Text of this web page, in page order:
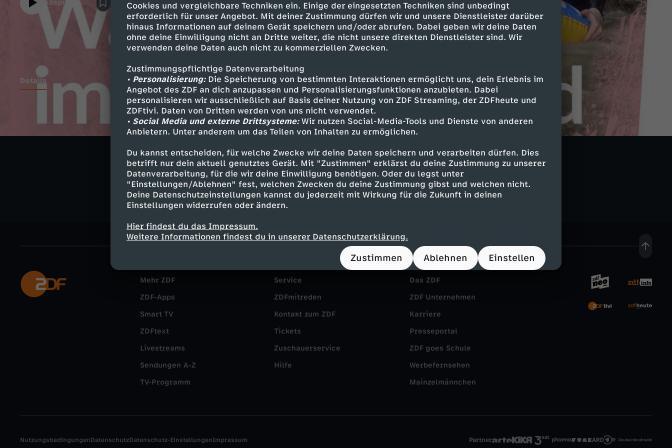
Cookies und vergleichbare Techniken ein. Einige der eingesetzten Techniken sind unbedingt
erforderlich für unser Angebot. Mit deiner Zustimmung dürfen wir und unsere Dienstleister darüber
hinaus Informationen auf deinem Gerät speichern und/oder abrufen. Dabei geben wir deine Daten
ohne deine Einwilligung nicht an Dritte weiter, die nicht unsere direkten Dienstleister sind. Wir
verwenden deine Daten auch nicht zu kommerziellen Zwecken.
Zustimmungspflichtige Datenverarbeitung
• Personalisierung:Die Speicherung von bestimmten Interaktionen ermöglicht uns, dein Erlebnis im
Angebot des ZDF an dich anzupassen und Personalisierungsfunktionen anzubieten. Dabei
personalisieren wir ausschließlich auf Basis deiner Nutzung von ZDF Streaming, der ZDFheute und
ZDFtivi. Daten von Dritten werden von uns nicht verwendet.
• Social Media und externe Drittsysteme:Wir nutzen Social-Media-Tools und Dienste von anderen
Anbietern. Unter anderem um das Teilen von Inhalten zu ermöglichen.
Du kannst entscheiden, für welche Zwecke wir deine Daten speichern und verarbeiten dürfen. Dies
betrifft nur dein aktuell genutztes Gerät. Mit "Zustimmen" erklärst du deine Zustimmung zu unserer
Datenverarbeitung, für die wir deine Einwilligung benötigen. Oder du legst unter
"Einstellungen/Ablehnen" fest, welchen Zwecken du deine Zustimmung gibst und welchen nicht.
Deine Datenschutzeinstellungen kannst du jederzeit mit Wirkung für die Zukunft in deinen
Einstellungen widerrufen oder ändern.
Hier findest du das Impressum.
Weitere Informationen findest du in unserer Datenschutzerklärung.
Zustimmen Ablehnen Einstellen
somit alles da, was es für einen heißen Ritt braucht. Also setzt die Helme
auf, presst euch in strammes Neopren und macht euch auf ein sportliches
und musikalisches Happening der Spitzenklasse gefasst. Das
Kliemannsland is jetzt offizielle Wakeboard-Location!Musik:
https://www.youtube.com/channel/UCnmLEDLAhktj4IKDce64N_w
Abspielen
Details
Ähnliche Inhalte entdecken
Unterhaltung Reportage abenteuerlich
Untertitel
Kliemannsland
Mehr ZDF
ZDF-Apps
Smart TV
ZDFtext
Livestreams
Sendungen A-Z
TV-Programm
Service
ZDFmitreden
Kontakt zum ZDF
Tickets
Zuschauerservice
Hilfe
Das ZDF
ZDF Unternehmen
Karriere
Presseportal
ZDF goes Schule
Werbefernsehen
Mainzelmännchen
Partner
NutzungsbedingungenDatenschutzDatenschutz-EinstellungenImpressum